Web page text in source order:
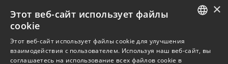
1st Floor, Office 3
29601 Marbella
SPANISH
×
Этот веб-сайт использует файлы
cookie
Этот веб-сайт использует файлы cookie для улучшения
взаимодействия с пользователем. Используя наш веб-сайт, вы
соглашаетесь на использование всех файлов cookie в